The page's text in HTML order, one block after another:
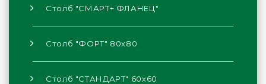
Столб "СМАРТ+ ФЛАНЕЦ"
Столб "ФОРТ" 80х80
Столб "СТАНДАРТ" 60х60